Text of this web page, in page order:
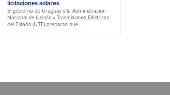
licitaciones solares
El gobierno de Uruguay y la Administración
Nacional de Usinas y Trasmisiones Eléctricas
del Estado (UTE) preparan nue...